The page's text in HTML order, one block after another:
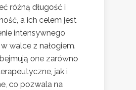
różną długość i
a ich celem jest
intensywnego
walce z nałogiem.
one zarówno
jak i
co pozwala na